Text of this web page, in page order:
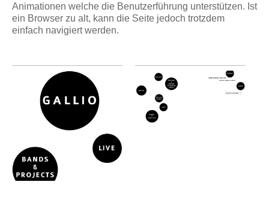
Animationen welche die Benutzerführung unterstützen. Ist
ein Browser zu alt, kann die Seite jedoch trotzdem
einfach navigiert werden.